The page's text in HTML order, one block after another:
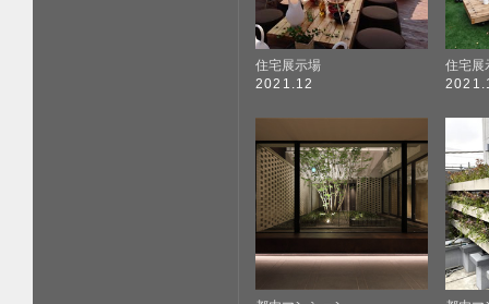
住宅展示場
2021.12
住宅展